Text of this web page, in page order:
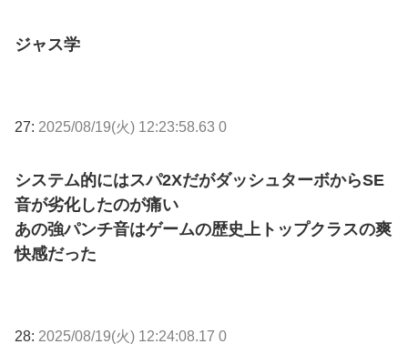
ジャス学
27: 2025/08/19(火) 12:23:58.63 0
システム的にはスパ2XだがダッシュターボからSE
音が劣化したのが痛い
あの強パンチ音はゲームの歴史上トップクラスの爽
快感だった
28: 2025/08/19(火) 12:24:08.17 0